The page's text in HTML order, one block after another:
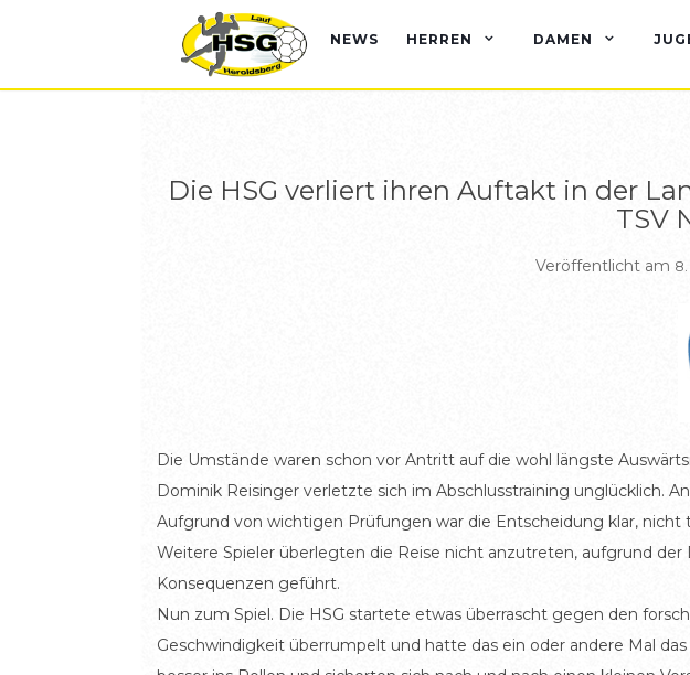
NEWS HERREN DAMEN
Die HSG verliert ihren Auftakt in der
TSV
Veröffentlicht am
Die Umstände waren schon vor Antritt auf die wohl längste
Dominik Reisinger verletzte sich im Abschlusstraining unglücklich.
Aufgrund von wichtigen Prüfungen war die Entscheidung klar,
Weitere Spieler überlegten die Reise nicht anzutreten, aufgrund
Konsequenzen geführt.
Nun zum Spiel. Die HSG startete etwas überrascht gegen den
Geschwindigkeit überrumpelt und hatte das ein oder andere Mal